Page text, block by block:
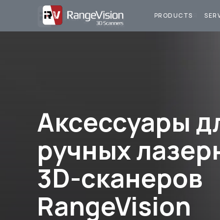
ПРОДУКЦИЯ
PRODUCTS
Аксессуары
ручных
3D-сканеров
RangeVision